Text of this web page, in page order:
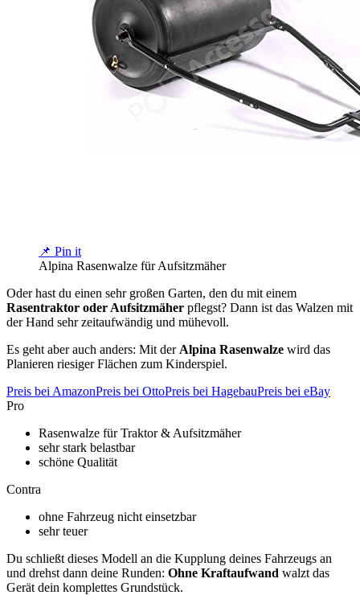
📌 Pin it
Alpina Rasenwalze für Aufsitzmäher
Oder hast du einen sehr großen Garten, den du mit einem
Rasentraktor oder Aufsitzmäher pflegst? Dann ist das Walzen mit
der Hand sehr zeitaufwändig und mühevoll.
Es geht aber auch anders: Mit der Alpina Rasenwalze wird das
Planieren riesiger Flächen zum Kinderspiel.
Preis bei AmazonPreis bei OttoPreis bei HagebauPreis bei eBay
Pro
Rasenwalze für Traktor & Aufsitzmäher
sehr stark belastbar
schöne Qualität
Contra
ohne Fahrzeug nicht einsetzbar
sehr teuer
Du schließt dieses Modell an die Kupplung deines Fahrzeugs an
und drehst dann deine Runden: Ohne Kraftaufwand walzt das
Gerät dein komplettes Grundstück.